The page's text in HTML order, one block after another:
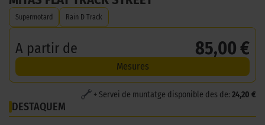
Supermotard Rain D Track
A partir de 85,00 €
Mesures
+ Servei de muntatge disponible des de: 24,20 €
DESTAQUEM